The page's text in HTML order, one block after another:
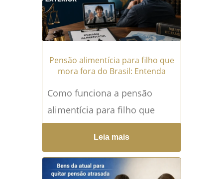
angústia silenciosa: o...
Leia
mais →
Pensão alimentícia para filho que
mora fora do Brasil: Entenda
Como funciona a pensão
alimentícia para filho que
mora fora do Brasil? Filho que
mora fora do Brasil continua
tendo direito à...Leia mais →
Leia mais